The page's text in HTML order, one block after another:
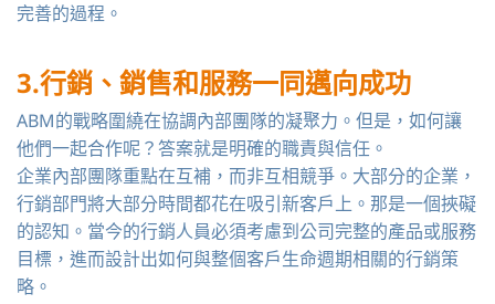
完善的過程。
3.行銷、銷售和服務一同邁向成功
ABM的戰略圍繞在協調內部團隊的凝聚力。但是，如何讓
他們一起合作呢？答案就是明確的職責與信任。
企業內部團隊重點在互補，而非互相競爭。 大部分的企業，
行銷部門將大部分時間都花在吸引新客戶上。那是一個挾礙
的認知。當今的行銷人員必須考慮到公司完整的產品或服務
目標，進而設計出如何與整個客戶生命週期相關的行銷策
略。